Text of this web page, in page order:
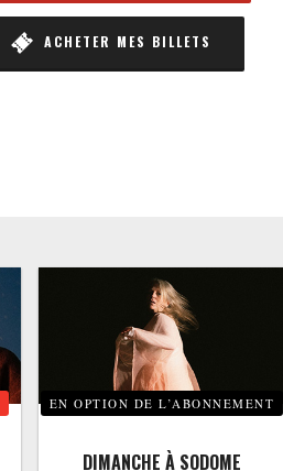
ACHETER MES BILLETS
EN OPTION DE L’ABONNEMENT
DIMANCHE À SODOME